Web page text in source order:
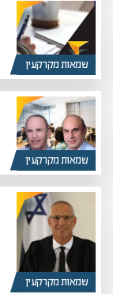
שמאות מקרקעין
שמאות מקרקעין
שמאות מקרקעין